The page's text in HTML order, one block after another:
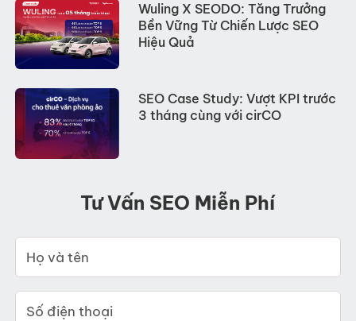
Wuling X SEODO: Tăng Trưởng
Bền Vững Từ Chiến Lược SEO
Hiệu Quả
SEO Case Study: Vượt KPI trước
3 tháng cùng với cirCO
Tư Vấn SEO Miễn Phí